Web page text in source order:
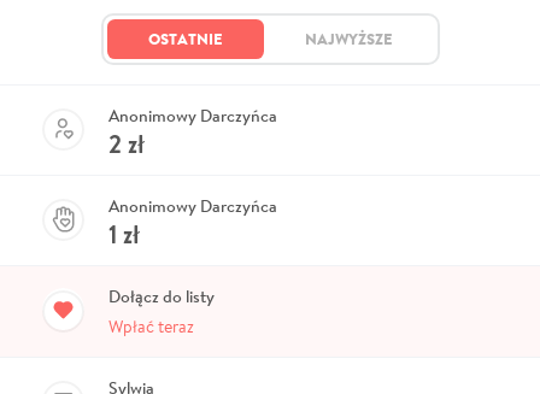
OSTATNIE NAJWYŻSZE
Anonimowy Darczyńca
2 zł
Anonimowy Darczyńca
1 zł
Dołącz do listy
Wpłać teraz
Sylwia